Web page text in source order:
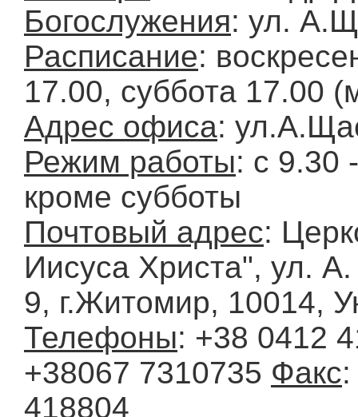
Богослужения: ул.
Расписание:
17.00, суббота 17.00
Адрес офиса:
Режим работы: с 9.30
кроме субботы
Почтовый адрес:
Иисуса Христа", ул.
9, г.Житомир, 10014,
Телефоны: +38 0412
+38067 7310735 Факс
418804